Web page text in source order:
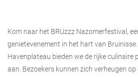
Kom naar het BRUzzz Nazomerfestival,
genietevenement in het hart van
Havenplateau bieden we de rijke culinaire
aan. Bezoekers kunnen zich verheugen op